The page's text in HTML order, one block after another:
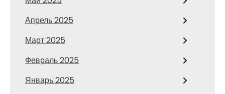
Апрель 2025
Март 2025
Февраль 2025
Январь 2025